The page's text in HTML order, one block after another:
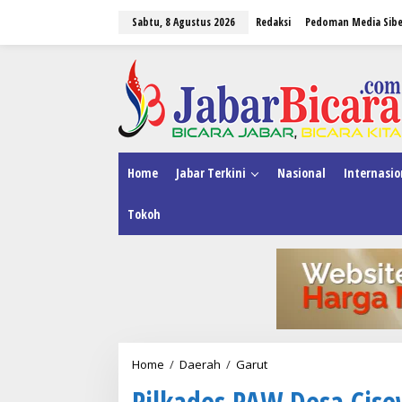
Sabtu, 8 Agustus 2026 Redaksi Pedoman Media
Home Jabar Terkini Nasional
Tokoh
Home / Daerah / Garut
l